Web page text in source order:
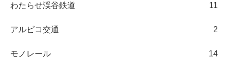
わたらせ渓谷鉄道 11
アルピコ交通 2
モノレール 14